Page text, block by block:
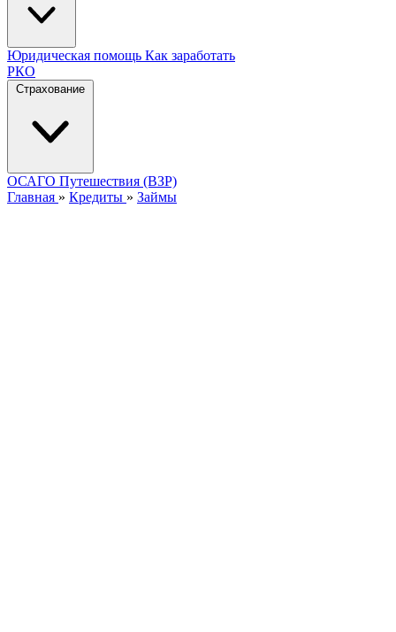
Юридическая помощь Как заработать
РКО
Страхование
ОСАГО Путешествия (ВЗР)
Главная » Кредиты » Займы